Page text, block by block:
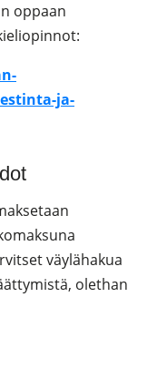
oppaan
ja-
väylähakua
olethan